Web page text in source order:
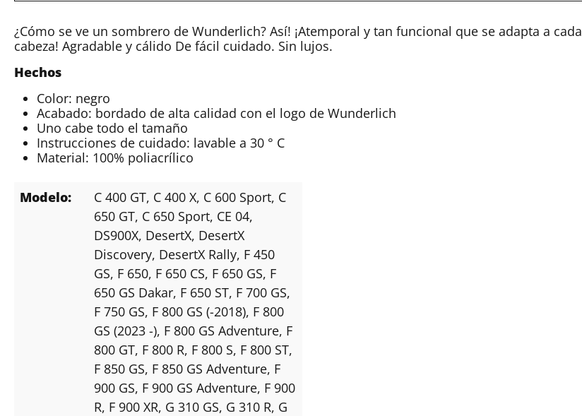
¿Cómo se ve un sombrero de Wunderlich? Así! ¡Atemporal y tan funcional que se adapta a cada
cabeza! Agradable y cálido De fácil cuidado. Sin lujos.
Hechos
Color: negro
Acabado: bordado de alta calidad con el logo de Wunderlich
Uno cabe todo el tamaño
Instrucciones de cuidado: lavable a 30 ° C
Material: 100% poliacrílico
Modelo: C 400 GT, C 400 X, C 600 Sport, C
650 GT, C 650 Sport, CE 04,
DS900X, DesertX, DesertX
Discovery, DesertX Rally, F 450
GS, F 650, F 650 CS, F 650 GS, F
650 GS Dakar, F 650 ST, F 700 GS,
F 750 GS, F 800 GS (-2018), F 800
GS (2023 -), F 800 GS Adventure, F
800 GT, F 800 R, F 800 S, F 800 ST,
F 850 GS, F 850 GS Adventure, F
900 GS, F 900 GS Adventure, F 900
R, F 900 XR, G 310 GS, G 310 R, G